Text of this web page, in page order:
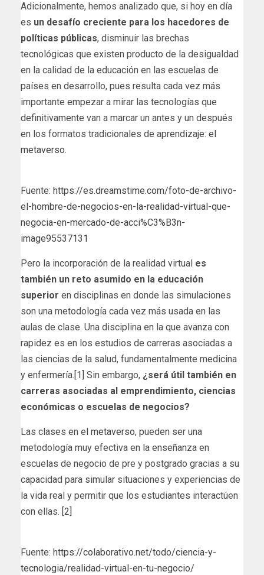
Adicionalmente, hemos analizado que, si hoy en día
es un desafío creciente para los hacedores de
políticas públicas, disminuir las brechas
tecnológicas que existen producto de la desigualdad
en la calidad de la educación en las escuelas de
países en desarrollo, pues resulta cada vez más
importante empezar a mirar las tecnologías que
definitivamente van a marcar un antes y un después
en los formatos tradicionales de aprendizaje: el
metaverso.
Fuente: https://es.dreamstime.com/foto-de-archivo-
el-hombre-de-negocios-en-la-realidad-virtual-que-
negocia-en-mercado-de-acci%C3%B3n-
image95537131
Pero la incorporación de la realidad virtual es
también un reto asumido en la educación
superior en disciplinas en donde las simulaciones
son una metodología cada vez más usada en las
aulas de clase. Una disciplina en la que avanza con
rapidez es en los estudios de carreras asociadas a
las ciencias de la salud, fundamentalmente medicina
y enfermería. [1] Sin embargo, ¿será útil también en
carreras asociadas al emprendimiento, ciencias
económicas o escuelas de negocios?
Las clases en el metaverso, pueden ser una
metodología muy efectiva en la enseñanza en
escuelas de negocio de pre y postgrado gracias a su
capacidad para simular situaciones y experiencias de
la vida real y permitir que los estudiantes interactúen
con ellas. [2]
Fuente: https://colaborativo.net/todo/ciencia-y-
tecnologia/realidad-virtual-en-tu-negocio/